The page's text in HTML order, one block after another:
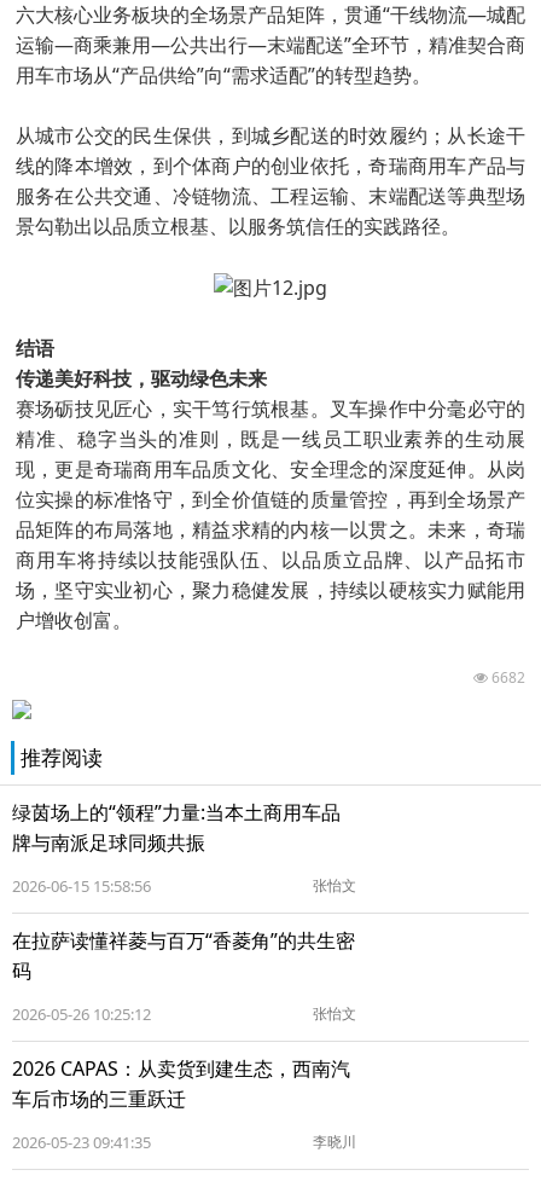
六大核心业务板块的全场景产品矩阵，贯通“干线物流—城配
运输—商乘兼用—公共出行—末端配送”全环节，精准契合商
用车市场从“产品供给”向“需求适配”的转型趋势。
从城市公交的民生保供，到城乡配送的时效履约；从长途干
线的降本增效，到个体商户的创业依托，奇瑞商用车产品与
服务在公共交通、冷链物流、工程运输、末端配送等典型场
景勾勒出以品质立根基、以服务筑信任的实践路径。
结语
传递美好科技，驱动绿色未来
赛场砺技见匠心，实干笃行筑根基。叉车操作中分毫必守的
精准、稳字当头的准则，既是一线员工职业素养的生动展
现，更是奇瑞商用车品质文化、安全理念的深度延伸。从岗
位实操的标准恪守，到全价值链的质量管控，再到全场景产
品矩阵的布局落地，精益求精的内核一以贯之。未来，奇瑞
商用车将持续以技能强队伍、以品质立品牌、以产品拓市
场，坚守实业初心，聚力稳健发展，持续以硬核实力赋能用
户增收创富。
6682
推荐阅读
绿茵场上的“领程”力量:当本土商用车品
牌与南派足球同频共振
2026-06-15 15:58:56 张怡文
在拉萨读懂祥菱与百万“香菱角”的共生密
码
2026-05-26 10:25:12 张怡文
2026 CAPAS：从卖货到建生态，西南汽
车后市场的三重跃迁
2026-05-23 09:41:35 李晓川